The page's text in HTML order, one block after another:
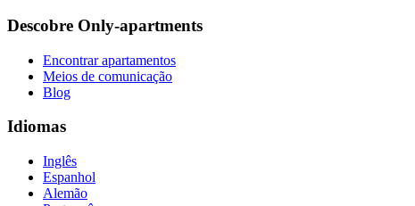
Descobre Only-apartments
Encontrar apartamentos
Meios de comunicação
Blog
Idiomas
Inglês
Espanhol
Alemão